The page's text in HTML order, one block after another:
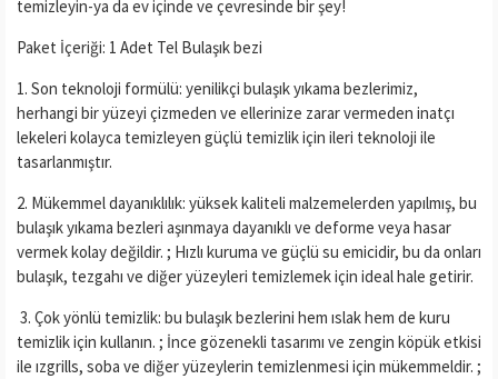
temizleyin-ya da ev içinde ve çevresinde bir şey!
Paket İçeriği: 1 Adet Tel Bulaşık bezi
1. Son teknoloji formülü: yenilikçi bulaşık yıkama bezlerimiz,
herhangi bir yüzeyi çizmeden ve ellerinize zarar vermeden inatçı
lekeleri kolayca temizleyen güçlü temizlik için ileri teknoloji ile
tasarlanmıştır.
2. Mükemmel dayanıklılık: yüksek kaliteli malzemelerden yapılmış, bu
bulaşık yıkama bezleri aşınmaya dayanıklı ve deforme veya hasar
vermek kolay değildir. ; Hızlı kuruma ve güçlü su emicidir, bu da onları
bulaşık, tezgahı ve diğer yüzeyleri temizlemek için ideal hale getirir.
3. Çok yönlü temizlik: bu bulaşık bezlerini hem ıslak hem de kuru
temizlik için kullanın. ; İnce gözenekli tasarımı ve zengin köpük etkisi
ile ızgrills, soba ve diğer yüzeylerin temizlenmesi için mükemmeldir. ;